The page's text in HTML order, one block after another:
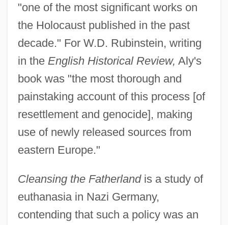
"one of the most significant works on
the Holocaust published in the past
decade." For W.D. Rubinstein, writing
in the English Historical Review, Aly's
book was "the most thorough and
painstaking account of this process [of
resettlement and genocide], making
use of newly released sources from
eastern Europe."
Cleansing the Fatherlandis a study of
euthanasia in Nazi Germany,
contending that such a policy was an